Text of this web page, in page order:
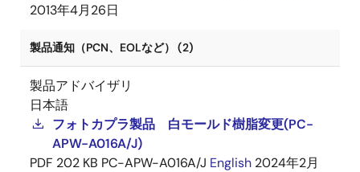
2013年4月26日
製品通知（PCN、EOLなど） (2)
製品アドバイザリ
日本語
フォトカプラ製品 白モールド樹脂変更(PC-
APW-A016A/J)
PDF 202 KB PC-APW-A016A/J English 2024年2月